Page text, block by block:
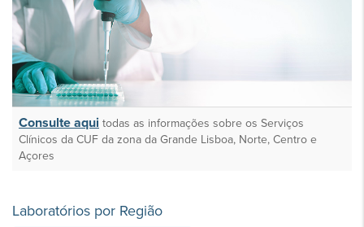
Consulte aqui todas as informações sobre os Serviços
Clínicos da CUF da zona da Grande Lisboa, Norte, Centro e
Açores
Laboratórios por Região